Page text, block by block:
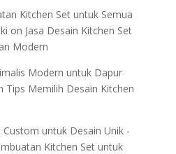
Kitchen Set untuk Semua
on Jasa Desain Kitchen Set
Modern
Modern untuk Dapur
Tips Memilih Desain Kitchen
untuk Desain Unik -
Kitchen Set untuk